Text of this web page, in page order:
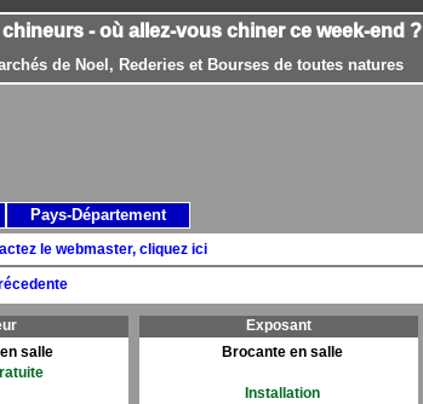
- où allez-vous chiner ce week-end ?
de Noel, Rederies et Bourses de toutes natures
le webmaster, cliquez ici
salle
Exposant
Brocante en salle
Installation
Pays-Département